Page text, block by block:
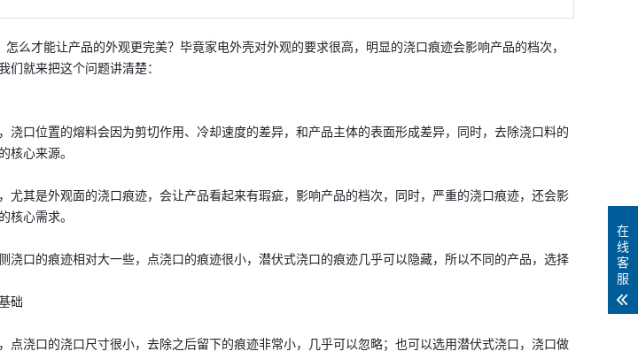
么才能让产品的外观更完美？毕竟家电外壳对外观的要求很高，明显的浇口痕迹会影响产品的档次，
就来把这个问题讲清楚：
浇口位置的熔料会因为剪切作用、冷却速度的差异，和产品主体的表面形成差异，同时，去除浇口料的
核心来源。
尤其是外观面的浇口痕迹，会让产品看起来有瑕疵，影响产品的档次，同时，严重的浇口痕迹，还会影
核心需求。
浇口的痕迹相对大一些，点浇口的痕迹很小，潜伏式浇口的痕迹几乎可以隐藏，所以不同的产品，选择
础
点浇口的浇口尺寸很小，去除之后留下的痕迹非常小，几乎可以忽略；也可以选用潜伏式浇口，浇口做
在
线
客
服